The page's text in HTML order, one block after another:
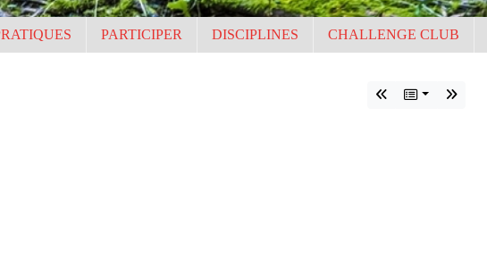
PARTICIPER DISCIPLINES CHALLENGE CLUB